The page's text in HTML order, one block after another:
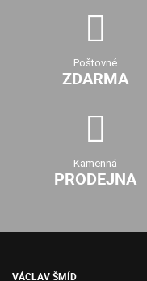
Poštovné
ZDARMA
Kamenná
PRODEJNA
VÁCLAV ŠMÍD